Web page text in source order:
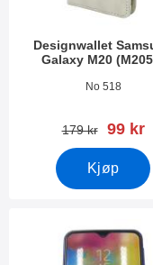
Designwallet
Galaxy M20
Varenummer 34999
No 518
gammel pris
179 kr ny pris
99 kr
Kjøp